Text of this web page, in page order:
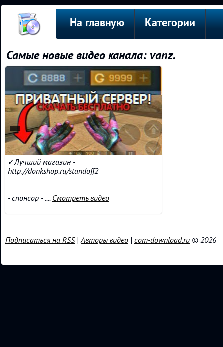
На главную Категории
Самые новые видео канала: vanz.
✓Лучший магазин -
http://donkshop.ru/standoff2
- спонсор - .... Смотреть видео
Подписаться на RSS|Авторы видео | com-download.ru © 2026